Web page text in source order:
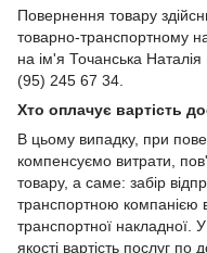
Повернення товару
товарно-транспортному
на ім'я Точанська
(95) 245 67 34.
Хто оплачує вартість
В цьому випадку, при
компенсуємо витрати,
товару, а саме: забір
транспортною компанією
транспортної накладної. У
якості вартість послуг по